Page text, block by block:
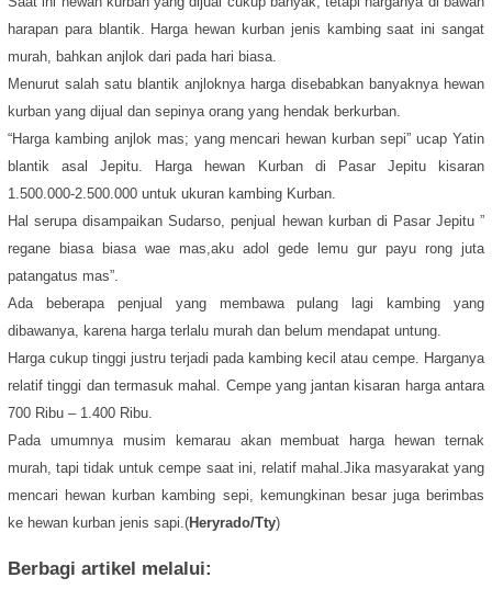
harapan para blantik. Harga hewan kurban jenis kambing saat ini sangat
murah, bahkan anjlok dari pada hari biasa.
Menurut salah satu blantik anjloknya harga disebabkan banyaknya hewan
kurban yang dijual dan sepinya orang yang hendak berkurban.
“Harga kambing anjlok mas; yang mencari hewan kurban sepi” ucap Yatin
blantik asal Jepitu. Harga hewan Kurban di Pasar Jepitu kisaran
1.500.000-2.500.000 untuk ukuran kambing Kurban.
Hal serupa disampaikan Sudarso, penjual hewan kurban di Pasar Jepitu ”
regane biasa biasa wae mas,aku adol gede lemu gur payu rong juta
patangatus mas”.
Ada beberapa penjual yang membawa pulang lagi kambing yang
dibawanya, karena harga terlalu murah dan belum mendapat untung.
Harga cukup tinggi justru terjadi pada kambing kecil atau cempe. Harganya
relatif tinggi dan termasuk mahal. Cempe yang jantan kisaran harga antara
700 Ribu – 1.400 Ribu.
Pada umumnya musim kemarau akan membuat harga hewan ternak
murah, tapi tidak untuk cempe saat ini, relatif mahal.Jika masyarakat yang
mencari hewan kurban kambing sepi, kemungkinan besar juga berimbas
ke hewan kurban jenis sapi.(Heryrado/Tty)
Berbagi artikel melalui: